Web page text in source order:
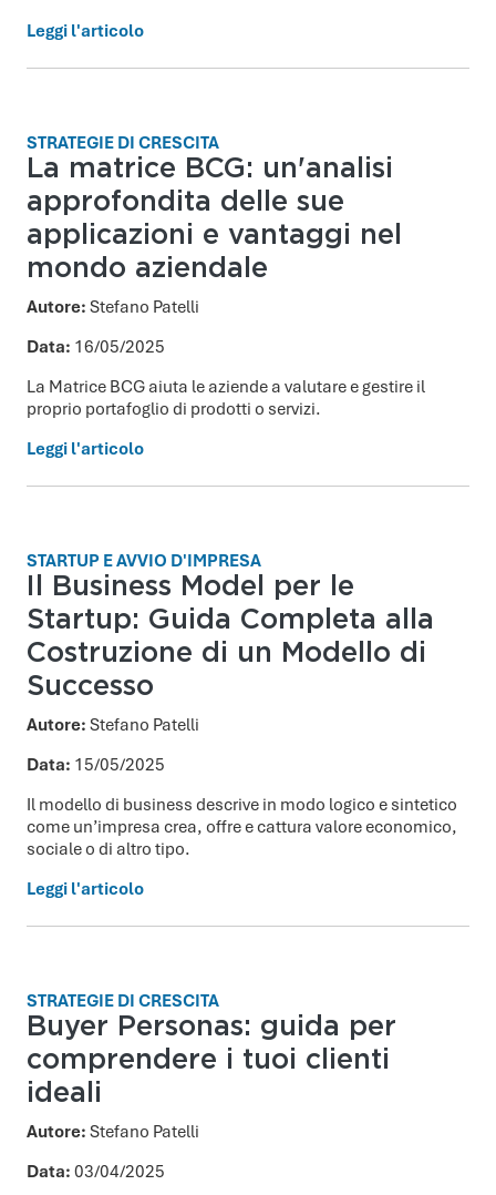
Leggi l'articolo
STRATEGIE DI CRESCITA
La matrice BCG: un'analisi
approfondita delle sue
applicazioni e vantaggi nel
mondo aziendale
Autore: Stefano Patelli
Data: 16/05/2025
La Matrice BCG aiuta le aziende a valutare e gestire il
proprio portafoglio di prodotti o servizi.
Leggi l'articolo
STARTUP E AVVIO D'IMPRESA
Il Business Model per le
Startup: Guida Completa alla
Costruzione di un Modello di
Successo
Autore: Stefano Patelli
Data: 15/05/2025
Il modello di business descrive in modo logico e sintetico
come un’impresa crea, offre e cattura valore economico,
sociale o di altro tipo.
Leggi l'articolo
STRATEGIE DI CRESCITA
Buyer Personas: guida per
comprendere i tuoi clienti
ideali
Autore: Stefano Patelli
Data: 03/04/2025